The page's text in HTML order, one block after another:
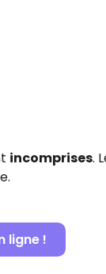
incomprises.
ligne !